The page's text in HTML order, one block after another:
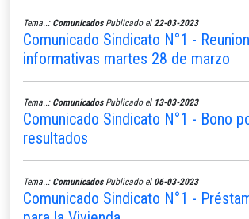
Tema..: ComunicadosPublicado el 22-03-2023
Comunicado Sindicato N°1 -
informativas martes 28 de marzo
Tema..: ComunicadosPublicado el 13-03-2023
Comunicado Sindicato N°1 - Bono
resultados
Tema..: ComunicadosPublicado el 06-03-2023
Comunicado Sindicato N°1 -